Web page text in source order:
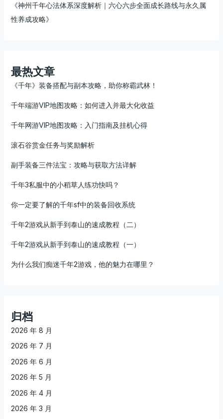
《神州千年心法体系深度解析｜六心六步全面成长路线与永久属
性养成攻略》
最热文章
《千年》装备搭配与副本攻略，助你称霸武林！
千年端游VIP地图攻略：如何进入并最大化收益
千年网游VIP地图攻略：入门指南及挂机心得
滚石谷赏金任务与奖励解析
副手装备三件法宝：攻略与获取方法详解
千年3私服中的小稻草人练功快吗？
你一定要了解的千年sf中的装备回收系统
千年2游戏从新手到泰山的速成教程（二）
千年2游戏从新手到泰山的速成教程（一）
为什么我们痴迷千年2游戏，他的魅力在哪里？
归档
2026 年 8 月
2026 年 7 月
2026 年 6 月
2026 年 5 月
2026 年 4 月
2026 年 3 月